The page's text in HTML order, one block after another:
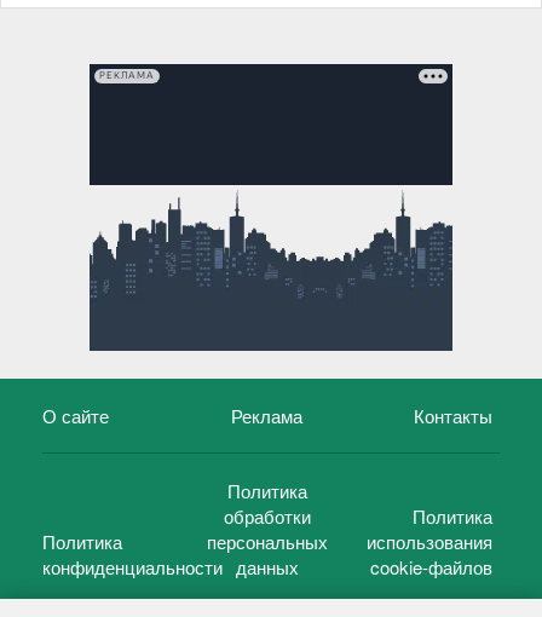
РЕКЛАМА
О сайте Реклама Контакты
Политика
конфиденциальности
Политика
обработки
персональных
данных
Политика
использования
cookie-файлов